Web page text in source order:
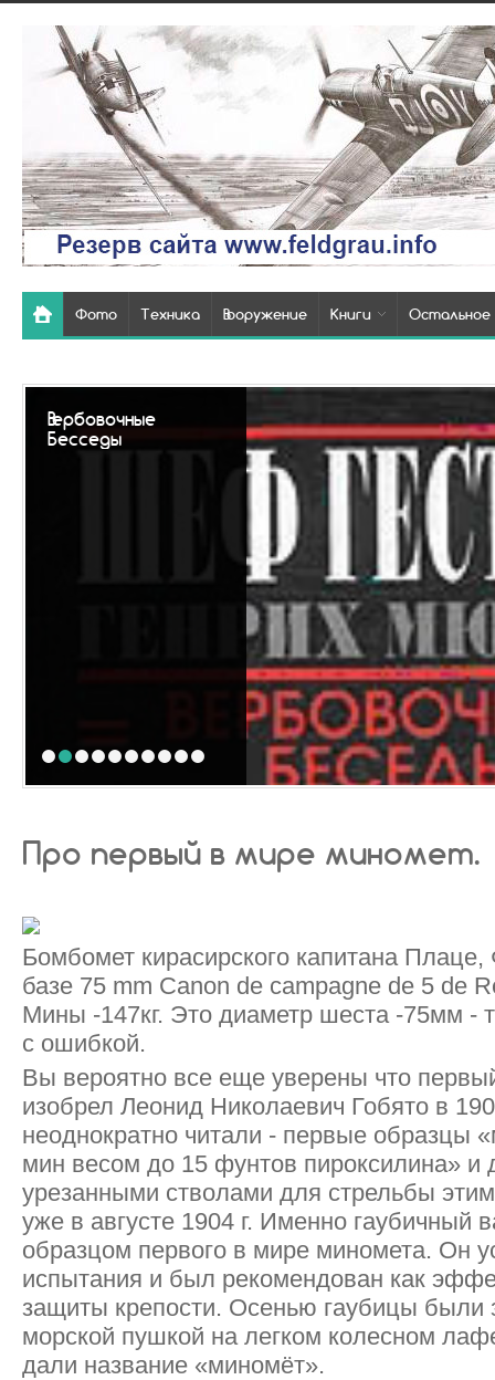
Фото Техника Вооружение Книги Остальное
Так
1 2 3 4 5 6 7 8 9
Про первый в мире миномет.
Бомбомет кирасирского капитана
базе 75 mm Canon de campagne de 5 de
Мины -147кг. Это диаметр шеста -75мм -
с ошибкой.
Вы вероятно все еще уверены что
изобрел Леонид Николаевич Гобято в
неоднократно читали - первые образцы
мин весом до 15 фунтов пироксилина» и
урезанными стволами для стрельбы
уже в августе 1904 г. Именно гаубичный
образцом первого в мире миномета. Он
испытания и был рекомендован как
защиты крепости. Осенью гаубицы
морской пушкой на легком колесном
дали название «миномёт».